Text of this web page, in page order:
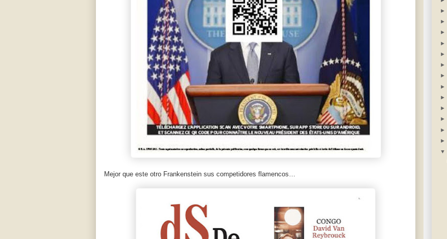
Mejor que este otro Frankenstein sus competidores flamencos…
►
►
►
►
►
►
►
►
►
►
►
►
►
▼